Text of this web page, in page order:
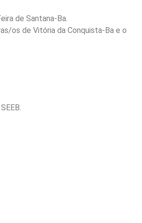
de Santana-Ba.
os de Vitória da Conquista-Ba e o